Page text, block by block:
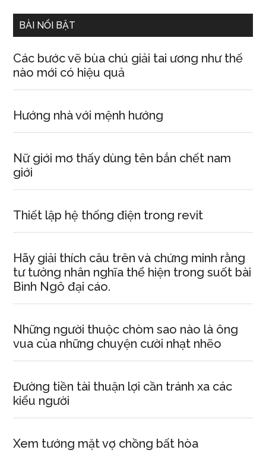
tiềm
năng
thành
một
phụ
có
BÀI NỔI BẬT
Các bước vẽ bùa chú giải tai ương như thế
nào mới có hiệu quả
Hướng nhà với mệnh hướng
Nữ giới mơ thấy dùng tên bắn chết nam
giới
Thiết lập hệ thống điện trong revit
Hãy giải thích câu trên và chứng minh rằng
tư tưởng nhân nghĩa thể hiện trong suốt bài
Bình Ngô đại cáo.
Những người thuộc chòm sao nào là ông
vua của những chuyện cười nhạt nhẽo
Đường tiền tài thuận lợi cần tránh xa các
kiểu người
Xem tướng mặt vợ chồng bất hòa